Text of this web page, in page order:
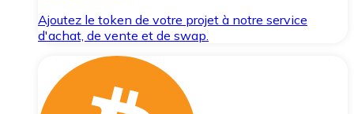
Ajoutez le token de votre projet à notre service
d'achat, de vente et de swap.